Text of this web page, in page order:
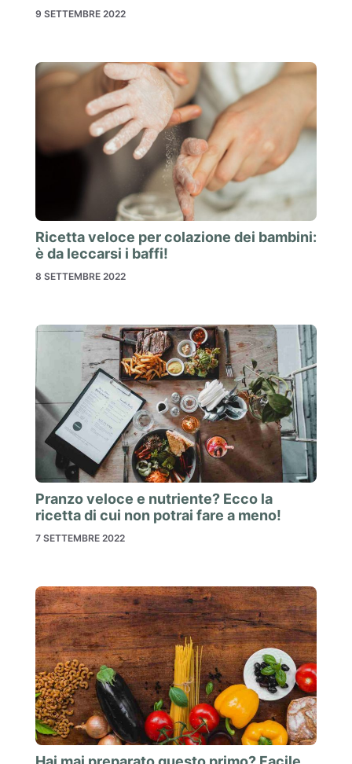
9 SETTEMBRE 2022
Ricetta veloce per colazione dei bambini:
è da leccarsi i baffi!
8 SETTEMBRE 2022
Pranzo veloce e nutriente? Ecco la
ricetta di cui non potrai fare a meno!
7 SETTEMBRE 2022